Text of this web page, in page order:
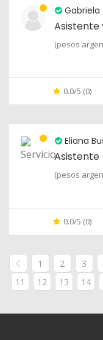
Gabriela
Asistente
(pesos
0.0/5 (0)
Eliana
Asistente
(pesos
0.0/5 (0)
1 2 3
11
12 13 14